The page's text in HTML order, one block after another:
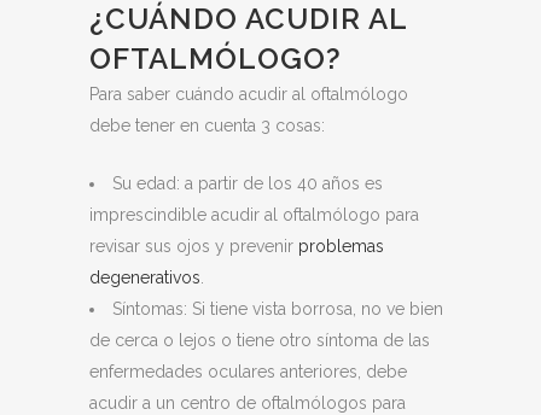
¿CUÁNDO ACUDIR AL
OFTALMÓLOGO?
Para saber cuándo acudir al oftalmólogo
debe tener en cuenta 3 cosas:
Su edad: a partir de los 40 años es
imprescindible acudir al oftalmólogo para
revisar sus ojos y prevenir problemas
degenerativos
Síntomas: Si tiene vista borrosa, no ve bien
de cerca o lejos o tiene otro síntoma de las
enfermedades oculares anteriores, debe
acudir a un centro de oftalmólogos para